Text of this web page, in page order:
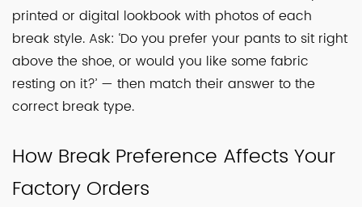
printed or digital lookbook with photos of each
break style. Ask: ‘Do you prefer your pants to sit right
above the shoe, or would you like some fabric
resting on it?’ — then match their answer to the
correct break type.
How Break Preference Affects Your
Factory Orders